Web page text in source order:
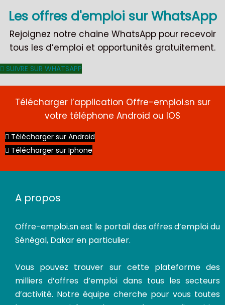
Les offres d'emploi sur WhatsApp
Rejoignez notre chaine WhatsApp pour recevoir
tous les d’emploi et opportunités gratuitement.
SUIVRE SUR WHATSAPP
Télécharger l’application Offre-emploi.sn sur
votre téléphone Android ou IOS
Télécharger sur Android
Télécharger sur Iphone
A propos
Offre-emploi.snest le portail des offres d’emploi du
Sénégal, Dakar en particulier.
Vous pouvez trouver sur cette plateforme des
milliers d’offres d’emploi dans tous les secteurs
d’activité. Notre équipe cherche pour vous toutes